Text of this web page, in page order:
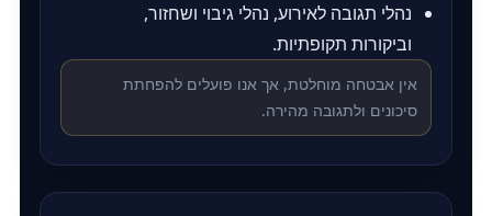
נהלי תגובה לאירוע, נהלי גיבוי ושחזור,
וביקורות תקופתיות.
אין אבטחה מוחלטת, אך אנו פועלים להפחתת
סיכונים ולתגובה מהירה.